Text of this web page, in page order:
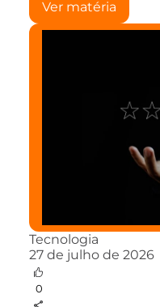
Ver matéria
Tecnologia
27 de julho de 2026
0